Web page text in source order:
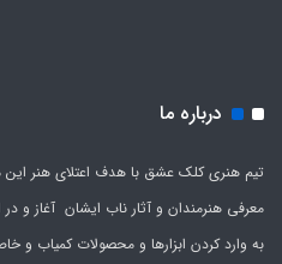
درباره ما
معرفی هنرمندان و آثار ناب ایشان آغاز و در
به وارد کردن ابزارها و محصولات کمیاب و